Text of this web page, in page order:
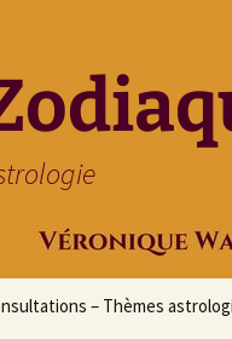
– Thèmes